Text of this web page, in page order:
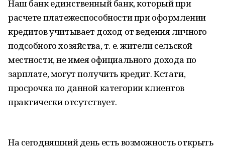
Наш банк единственный банк, который при
расчете платежеспособности при оформлении
кредитов учитывает доход от ведения личного
подсобного хозяйства, т. е. жители сельской
местности, не имея официального дохода по
зарплате, могут получить кредит. Кстати,
просрочка по данной категории клиентов
практически отсутствует.
На сегодняшний день есть возможность открыть